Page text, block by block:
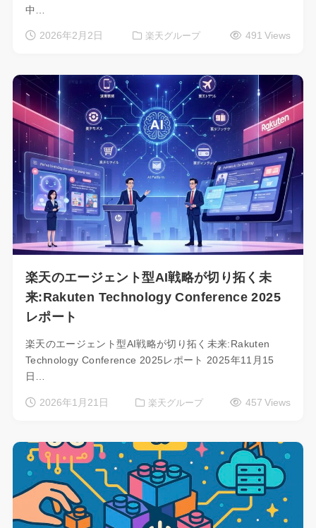
中…
2026年2月2日 楽天グループ 491 Views
楽天のエージェント型AI戦略が切り拓く未
来:Rakuten Technology Conference 2025
レポート
楽天のエージェント型AI戦略が切り拓く未来:Rakuten
Technology Conference 2025レポート 2025年11月15
日…
2026年1月21日 楽天グループ 457 Views